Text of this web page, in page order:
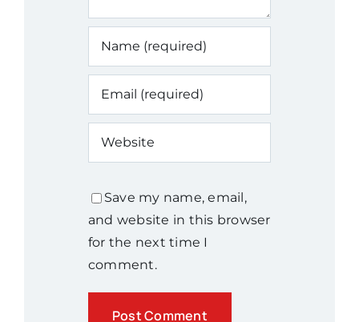
Save my name, email,
and website in this browser
for the next time I
comment.